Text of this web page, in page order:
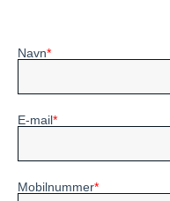
Navn
E-mail
Mobilnummer